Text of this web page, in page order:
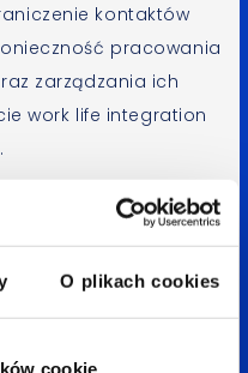
O plikach cookies
cookie
kontaktów
pracowania
zarządzania ich
work life integration
wiedzieliśmy,
dla nas priorytetem.
spotkania,
psychologiczne,